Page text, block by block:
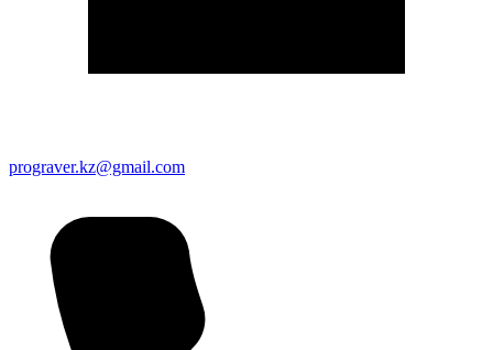
prograver.kz@gmail.com